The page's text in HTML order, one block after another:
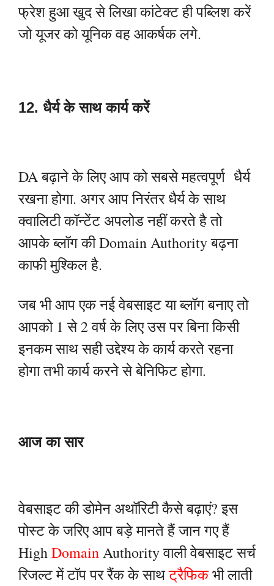
फ्रेश हुआ खुद से लिखा कांटेक्ट ही पब्लिश करें
जो यूजर को यूनिक वह आकर्षक लगे.
12. धैर्य के साथ कार्य करें
DA बढ़ाने के लिए आप को सबसे महत्वपूर्ण धैर्य
रखना होगा. अगर आप निरंतर धैर्य के साथ
क्वालिटी कॉन्टेंट अपलोड नहीं करते है तो
आपके ब्लॉग की Domain Authority बढ़ना
काफी मुश्किल है.
जब भी आप एक नई वेबसाइट या ब्लॉग बनाए तो
आपको 1 से 2 वर्ष के लिए उस पर बिना किसी
इनकम साथ सही उद्देश्य के कार्य करते रहना
होगा तभी कार्य करने से बेनिफिट होगा.
आज का सार
वेबसाइट की डोमेन अथॉरिटी कैसे बढ़ाएं? इस
पोस्ट के जरिए आप बड़े मानते हैं जान गए हैं
HighDomainAuthority वाली वेबसाइट सर्च
रिजल्ट में टॉप पर रैंक के साथट्रैफिकभी लाती